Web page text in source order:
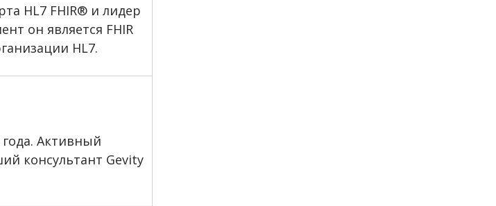
HL7 FHIR® и лидер
он является FHIR
HL7.
года. Активный
консультант Gevity